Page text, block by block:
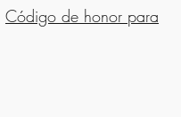
Código de honor para